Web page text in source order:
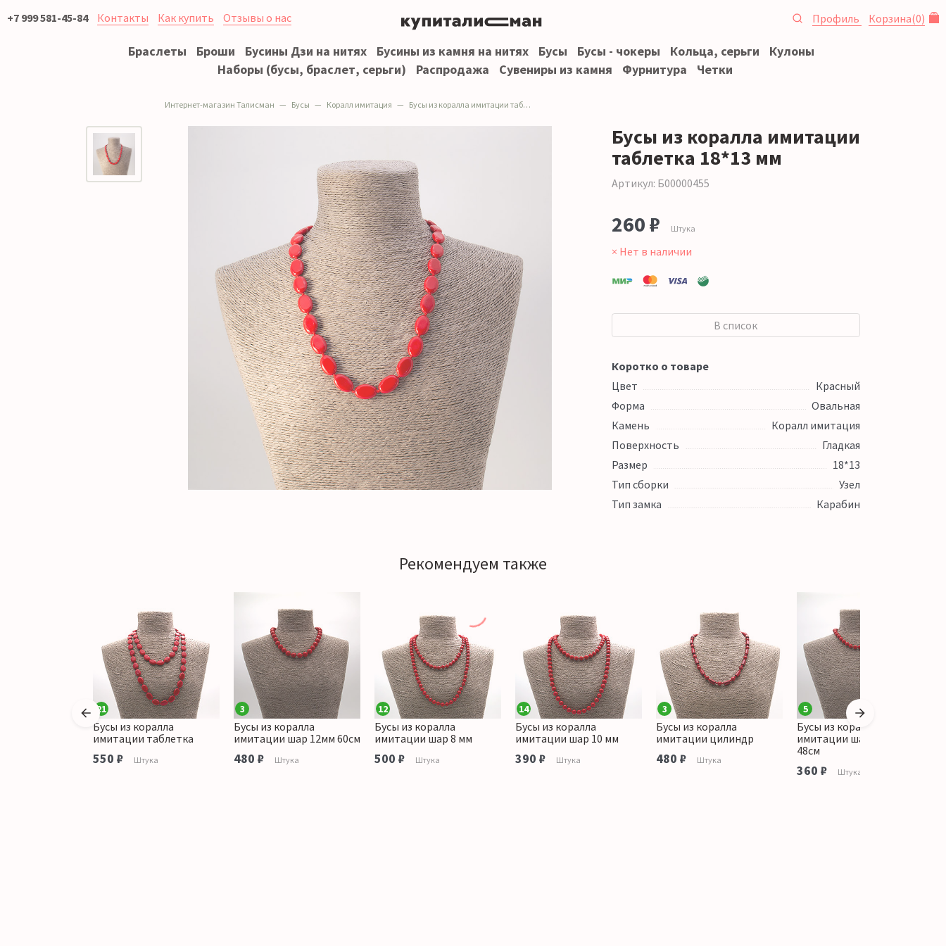
+7 999 581-45-84 Контакты Как купить Отзывы о нас Профиль Корзина(0)
Браслеты Броши Бусины Дзи на нитях Бусины из камня на нитях Бусы Бусы - чокеры Кольца, серьги
Кулоны
Наборы (бусы, браслет, серьги)
Распродажа Сувениры из камня Фурнитура Четки
Интернет-магазин Талисман Бусы Коралл имитация Бусы из коралла имитации таблетка 18*13 мм
Бусы из коралла имитации
таблетка 18*13 мм
Артикул: Б00000455
260 ₽ Штука
× Нет в наличии
В список
Коротко о товаре
Цвет
Красный
Форма
Овальная
Камень
Коралл имитация
Поверхность
Гладкая
Размер
18*13
Тип сборки
Узел
Тип замка
Карабин
Рекомендуем также
21
Бусы из коралла
имитации таблетка
550 ₽ Штука
3
Бусы из коралла
имитации шар 12мм 60см
480 ₽ Штука
12
Бусы из коралла
имитации шар 8 мм
500 ₽ Штука
14
Бусы из коралла
имитации шар 10 мм
390 ₽ Штука
3
Бусы из коралла
имитации цилиндр
480 ₽ Штука
5
Бусы из коралла
имитации шар 10 мм,
48см
360 ₽ Штука